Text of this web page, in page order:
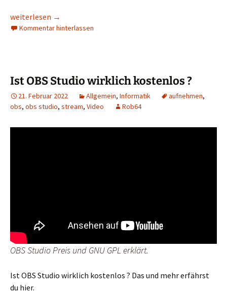
Bestes Streaming Setup
weiterlesen →
Kommentar hinterlassen
Ist OBS Studio wirklich kostenlos ?
21. Februar 2022 Allgemein, Informatik aufnehmen,
obs, obs studio, stream, Video Rob64
OBS Studio Preis und GNU GPL erklärt.
Ist OBS Studio wirklich kostenlos ? Das und mehr erfährst
du hier.